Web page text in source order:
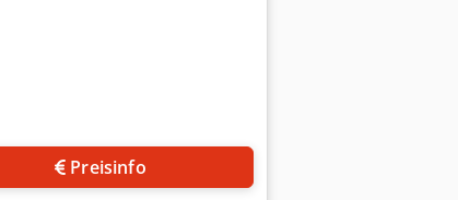
Preisinfo